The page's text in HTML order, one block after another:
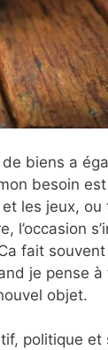
biens a
besoin
les jeux, ou
l’occasion
fait
je pense à
objet.
politique et